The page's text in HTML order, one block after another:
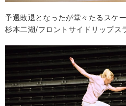
予選敗退となったが堂々たるスケ
杉本二湖/フロントサイドリップス